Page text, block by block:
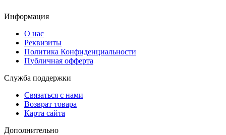
Информация
О нас
Реквизиты
Политика Конфиденциальности
Публичная офферта
Служба поддержки
Связаться с нами
Возврат товара
Карта сайта
Дополнительно